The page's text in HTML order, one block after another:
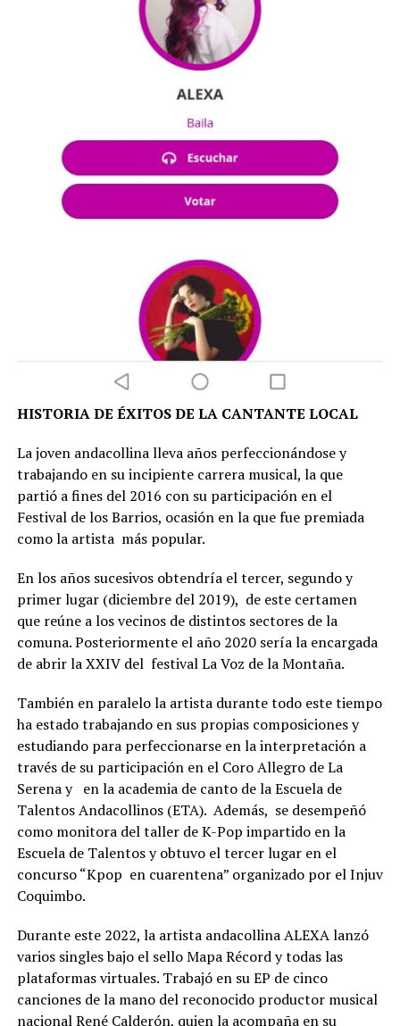
HISTORIA DE ÉXITOS DE LA CANTANTE LOCAL
La joven andacollina lleva años perfeccionándose y
trabajando en su incipiente carrera musical, la que
partió a fines del 2016 con su participación en el
Festival de los Barrios, ocasión en la que fue premiada
como la artista más popular.
En los años sucesivos obtendría el tercer, segundo y
primer lugar (diciembre del 2019), de este certamen
que reúne a los vecinos de distintos sectores de la
comuna. Posteriormente el año 2020 sería la encargada
de abrir la XXIV del festival La Voz de la Montaña.
También en paralelo la artista durante todo este tiempo
ha estado trabajando en sus propias composiciones y
estudiando para perfeccionarse en la interpretación a
través de su participación en el Coro Allegro de La
Serena y en la academia de canto de la Escuela de
Talentos Andacollinos (ETA). Además, se desempeñó
como monitora del taller de K-Pop impartido en la
Escuela de Talentos y obtuvo el tercer lugar en el
concurso “Kpop en cuarentena” organizado por el Injuv
Coquimbo.
Durante este 2022, la artista andacollina ALEXA lanzó
varios singles bajo el sello Mapa Récord y todas las
plataformas virtuales. Trabajó en su EP de cinco
canciones de la mano del reconocido productor musical
nacional René Calderón, quien la acompaña en su